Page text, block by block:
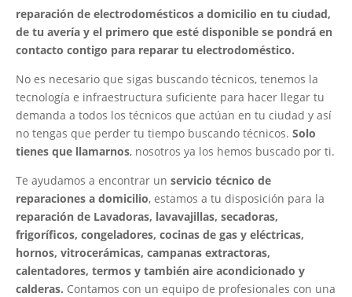
reparación de electrodomésticos a domicilio en tu ciudad,
de tu avería y el primero que esté disponible se pondrá en
contacto contigo para reparar tu electrodoméstico.
No es necesario que sigas buscando técnicos, tenemos la
tecnología e infraestructura suficiente para hacer llegar tu
demanda a todos los técnicos que actúan en tu ciudad y así
no tengas que perder tu tiempo buscando técnicos. Solo
tienes que llamarnos, nosotros ya los hemos buscado por ti.
Te ayudamos a encontrar un servicio técnico de
reparaciones a domicilio, estamos a tu disposición para la
reparación de Lavadoras, lavavajillas, secadoras,
frigoríficos, congeladores, cocinas de gas y eléctricas,
hornos, vitrocerámicas, campanas extractoras,
calentadores, termos y también aire acondicionado y
calderas. Contamos con un equipo de profesionales con una